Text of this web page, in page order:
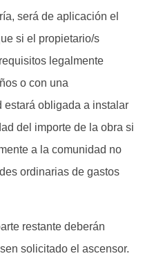
será de aplicación el
si el propietario/s
legalmente
o con una
obligada a instalar
del importe de la obra si
a la comunidad no
ordinarias de gastos
restante deberán
solicitado el ascensor.